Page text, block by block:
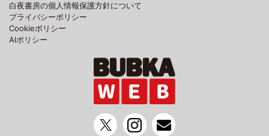
白夜書房の個人情報保護方針について
プライバシーポリシー
Cookieポリシー
AIポリシー